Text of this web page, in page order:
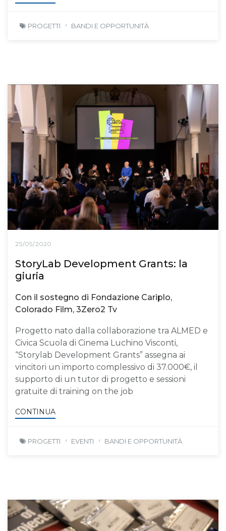
PROGETTI BANDI E OPPORTUNITÀ
25/05/2020
StoryLab Development Grants: la
giuria
Con il sostegno di Fondazione Cariplo,
Colorado Film, 3Zero2 Tv
Progetto nato dalla collaborazione tra ALMED e
Civica Scuola di Cinema Luchino Visconti,
“Storylab Development Grants” assegna ai
vincitori un importo complessivo di 37.000€, il
supporto di un tutor di progetto e sessioni
gratuite di training on the job
CONTINUA
PROGETTI EVENTI BANDI E OPPORTUNITÀ